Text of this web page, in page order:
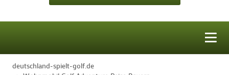
STARTSEITE
deutschland-spielt-golf.de